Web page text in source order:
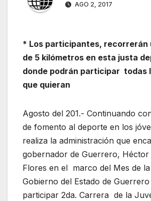
AGO 2, 2017
* Los participantes,
de 5 kilómetros en esta justa
donde podrán participar todas
que quieran
Agosto del 201.- Continuando
de fomento al deporte en los
realiza la administración que
gobernador de Guerrero, Héctor
Flores en el marco del Mes de
Gobierno del Estado de
participar 2da. Carrera de la